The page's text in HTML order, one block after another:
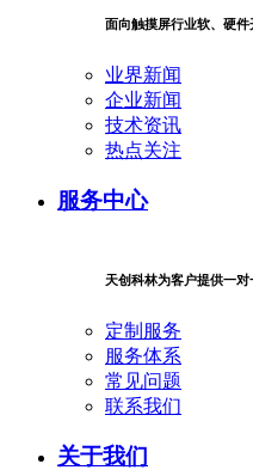
面向触摸屏行业软、硬
业界新闻
企业新闻
技术资讯
热点关注
服务中心
天创科林为客户提供一
定制服务
服务体系
常见问题
联系我们
关于我们